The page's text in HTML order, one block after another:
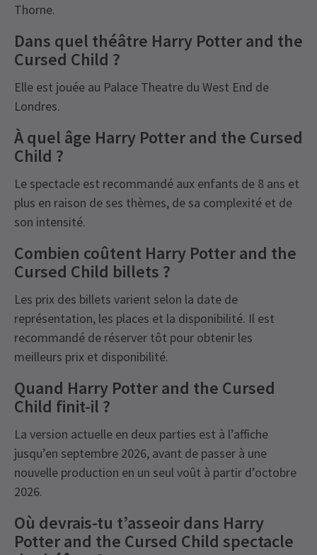
Thorne.
Dans quel théâtre Harry Potter and the
Cursed Child ?
Elle est jouée au Palace Theatre du West End de
Londres.
À quel âge Harry Potter and the Cursed
Child ?
Le spectacle est recommandé aux enfants de 8 ans et
plus en raison de ses thèmes, de sa complexité et de
son intensité.
Combien coûtent Harry Potter and the
Cursed Child billets ?
Les prix des billets varient selon la date de
représentation, les places et la disponibilité. Il est
recommandé de réserver tôt pour obtenir les
meilleurs prix et disponibilité.
Quand Harry Potter and the Cursed
Child finit-il ?
La version actuelle en deux parties est à l’affiche
jusqu’en septembre 2026, avant de passer à une
nouvelle production en un seul voût à partir d’octobre
2026.
Où devrais-tu t’asseoir dans Harry
Potter and the Cursed Child spectacle